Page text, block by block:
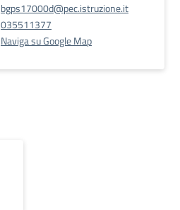
bgps17000d@pec.istruzione.it
035511377
Naviga su Google Map